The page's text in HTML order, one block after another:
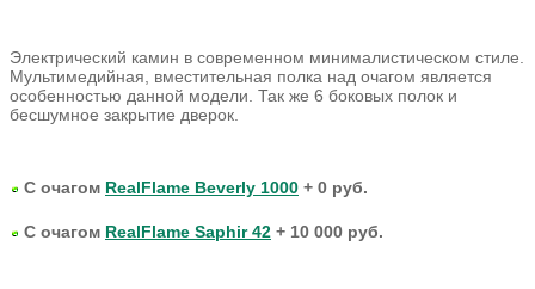
Электрический камин в современном минималистическом стиле.
Мультимедийная, вместительная полка над очагом является
особенностью данной модели. Так же 6 боковых полок и
бесшумное закрытие дверок.
С очагом RealFlame Beverly 1000 + 0 руб.
С очагом RealFlame Saphir 42 + 10 000 руб.